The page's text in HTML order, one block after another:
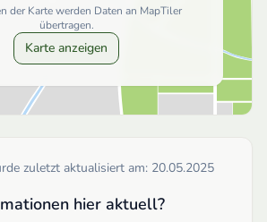
der Karte werden Daten an MapTiler
übertragen.
Karte anzeigen
zuletzt aktualisiert am: 20.05.2025
hier aktuell?